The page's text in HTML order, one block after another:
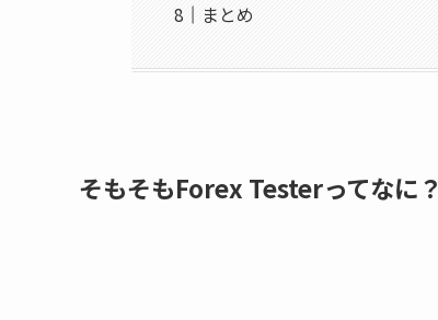
まとめ
そもそもForex Testerってなに？